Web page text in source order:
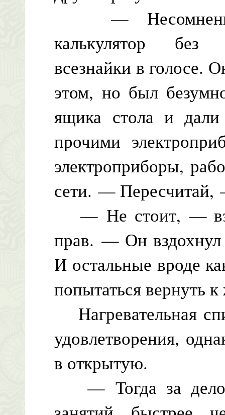
—
калькулятор без
всезнайки в голосе.
этом, но был
ящика стола и дали
прочими
электроприборы,
сети. — Пересчитай,
— Не стоит, —
прав. — Он
И остальные вроде
попытаться вернуть
Нагревательная
удовлетворения,
в открытую.
— Тогда за дело!